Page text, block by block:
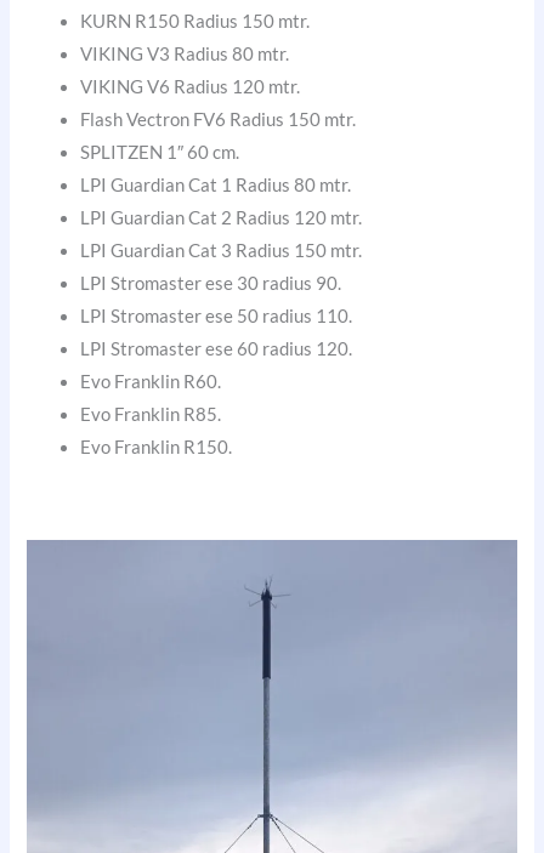
KURN R150 Radius 150 mtr.
VIKING V3 Radius 80 mtr.
VIKING V6 Radius 120 mtr.
Flash Vectron FV6 Radius 150 mtr.
SPLITZEN 1″ 60 cm.
LPI Guardian Cat 1 Radius 80 mtr.
LPI Guardian Cat 2 Radius 120 mtr.
LPI Guardian Cat 3 Radius 150 mtr.
LPI Stromaster ese 30 radius 90.
LPI Stromaster ese 50 radius 110.
LPI Stromaster ese 60 radius 120.
Evo Franklin R60.
Evo Franklin R85.
Evo Franklin R150.